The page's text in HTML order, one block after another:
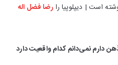
است | دیپلوپیا را رضا فضل اله
دارم نمی‌دانم کدام واقعیت دارد